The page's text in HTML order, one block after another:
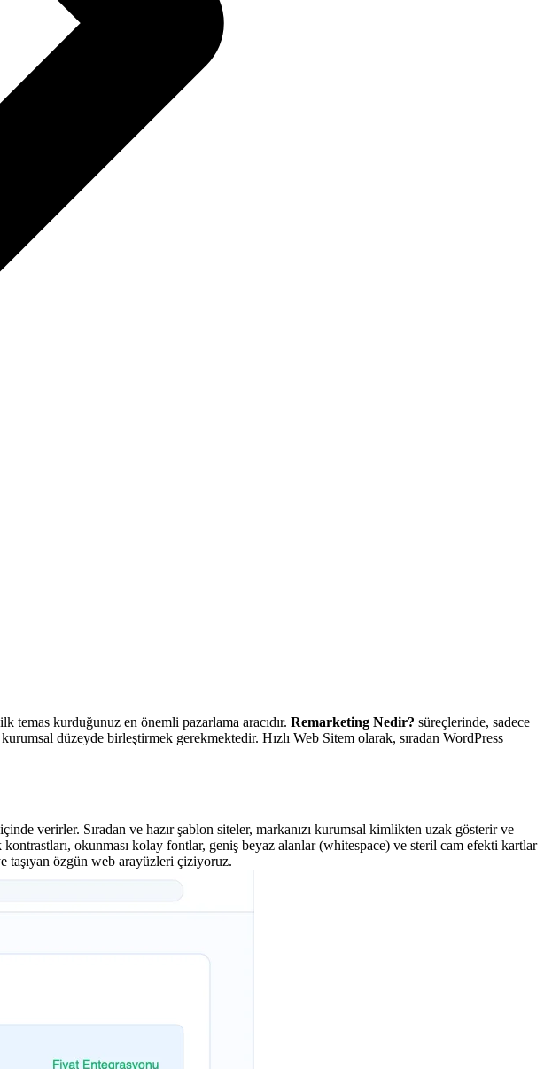
kurduğunuz en önemli pazarlama aracıdır. Remarketing Nedir? süreçlerinde, sadece
düzeyde birleştirmek gerekmektedir. Hızlı Web Sitem olarak, sıradan WordPress
verirler. Sıradan ve hazır şablon siteler, markanızı kurumsal kimlikten uzak gösterir ve
okunması kolay fontlar, geniş beyaz alanlar (whitespace) ve steril cam efekti kartlar
taşıyan özgün web arayüzleri çiziyoruz.